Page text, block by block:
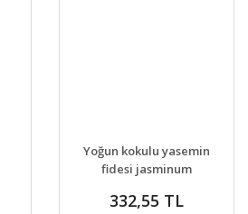
Yoğun kokulu yasemin
fidesi jasminum
scented jasmine
332,55 TL